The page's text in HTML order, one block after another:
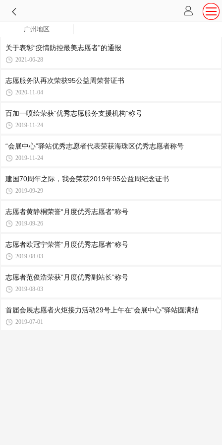
广州地区
关于表彰“疫情防控最美志愿者”的通报
2021-06-28
志愿服务队再次荣获95公益周荣誉证书
2020-11-04
百加一喷绘荣获“优秀志愿服务支援机构”称号
2019-11-24
“会展中心”驿站优秀志愿者代表荣获海珠区优秀志愿者称号
2019-11-24
建国70周年之际，我会荣获2019年95公益周纪念证书
2019-09-29
志愿者黄静桐荣誉“月度优秀志愿者”称号
2019-09-26
志愿者欧冠宁荣誉“月度优秀志愿者”称号
2019-08-03
志愿者范俊浩荣获“月度优秀副站长”称号
2019-08-03
首届会展志愿者火炬接力活动29号上午在“会展中心”驿站圆满结
2019-07-01